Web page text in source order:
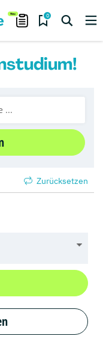
0
Zurücksetzen